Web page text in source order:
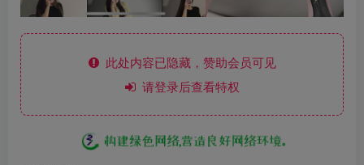
此处内容已隐藏，赞助会员可见
请登录后查看特权